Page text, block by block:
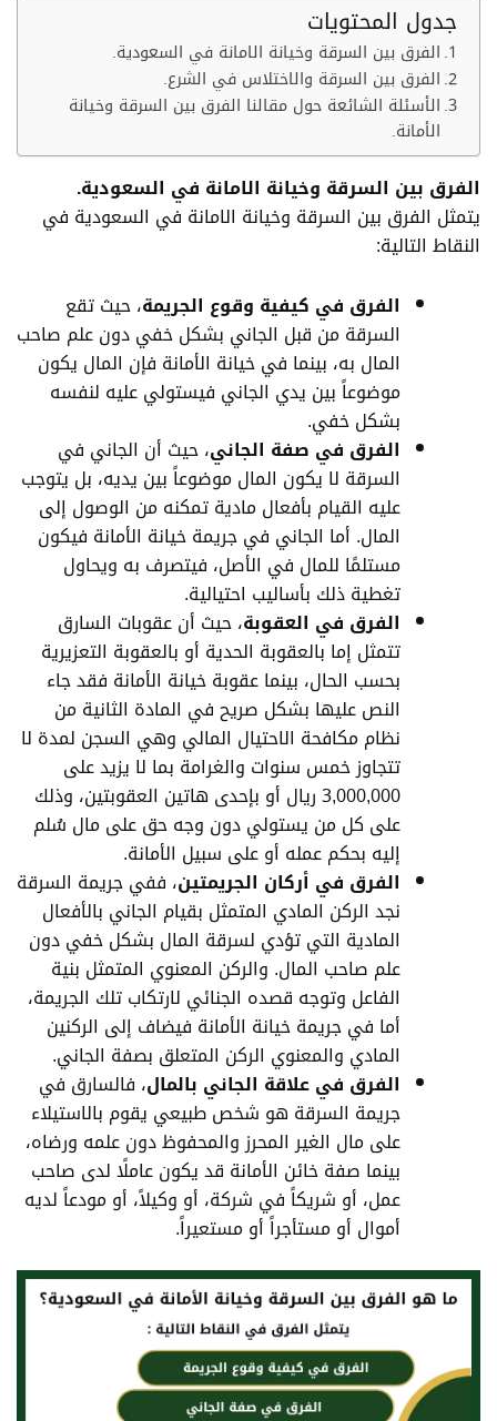
جدول المحتويات
الفرق بين السرقة وخيانة الامانة في السعودية.
الفرق بين السرقة والاختلاس في الشرع.
الأسئلة الشائعة حول مقالنا الفرق بين السرقة وخيانة
الأمانة.
الفرق بين السرقة وخيانة الامانة في السعودية.
يتمثل الفرق بين السرقة وخيانة الامانة في السعودية في
النقاط التالية:
الفرق في كيفية وقوع الجريمة، حيث تقع
السرقة من قبل الجاني بشكل خفي دون علم صاحب
المال به، بينما في خيانة الأمانة فإن المال يكون
موضوعاً بين يدي الجاني فيستولي عليه لنفسه
بشكل خفي.
الفرق في صفة الجاني، حيث أن الجاني في
السرقة لا يكون المال موضوعاً بين يديه، بل يتوجب
عليه القيام بأفعال مادية تمكنه من الوصول إلى
المال. أما الجاني في جريمة خيانة الأمانة فيكون
مستلمًا للمال في الأصل، فيتصرف به ويحاول
تغطية ذلك بأساليب احتيالية.
الفرق في العقوبة، حيث أن عقوبات السارق
تتمثل إما بالعقوبة الحدية أو بالعقوبة التعزيرية
بحسب الحال، بينما عقوبة خيانة الأمانة فقد جاء
النص عليها بشكل صريح في المادة الثانية من
نظام مكافحة الاحتيال المالي وهي السجن لمدة لا
تتجاوز خمس سنوات والغرامة بما لا يزيد على
3,000,000 ريال أو بإحدى هاتين العقوبتين، وذلك
على كل من يستولي دون وجه حق على مال سُلم
إليه بحكم عمله أو على سبيل الأمانة.
الفرق في أركان الجريمتين، ففي جريمة السرقة
نجد الركن المادي المتمثل بقيام الجاني بالأفعال
المادية التي تؤدي لسرقة المال بشكل خفي دون
علم صاحب المال. والركن المعنوي المتمثل بنية
الفاعل وتوجه قصده الجنائي لارتكاب تلك الجريمة،
أما في جريمة خيانة الأمانة فيضاف إلى الركنين
المادي والمعنوي الركن المتعلق بصفة الجاني.
الفرق في علاقة الجاني بالمال، فالسارق في
جريمة السرقة هو شخص طبيعي يقوم بالاستيلاء
على مال الغير المحرز والمحفوظ دون علمه ورضاه،
بينما صفة خائن الأمانة قد يكون عاملًا لدى صاحب
عمل، أو شريكاً في شركة، أو وكيلاً، أو مودعاً لديه
أموال أو مستأجراً أو مستعيراً.